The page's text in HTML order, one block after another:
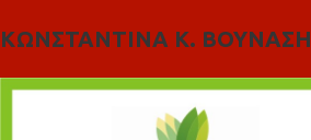
ΚΩΝΣΤΑΝΤΙΝΑ Κ. ΒΟΥΝΑΣΗ